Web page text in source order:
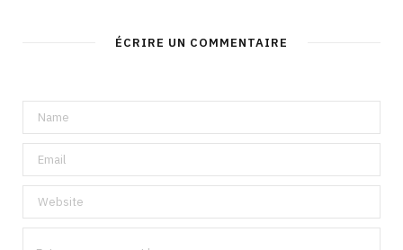
ÉCRIRE UN COMMENTAIRE